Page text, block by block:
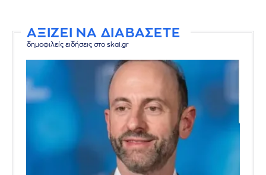
ΑΞΙΖΕΙ ΝΑ ΔΙΑΒΑΣΕΤΕ
δημοφιλείς ειδήσεις στο skai.gr